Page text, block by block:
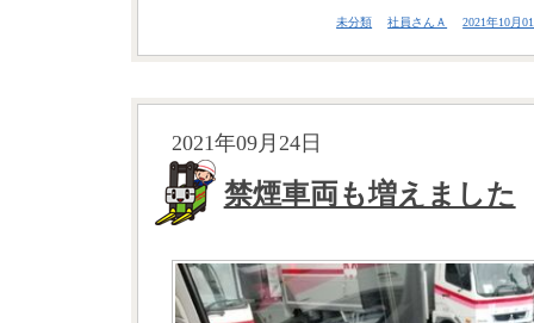
未分類 社員さんＡ 2021年10月
2021年09月24日
禁煙車両も増えました